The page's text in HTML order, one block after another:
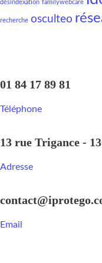
désindexation familywebcare
recherche osculteo
01 84 17 89 81
Téléphone
13 rue Trigance -
Adresse
Email